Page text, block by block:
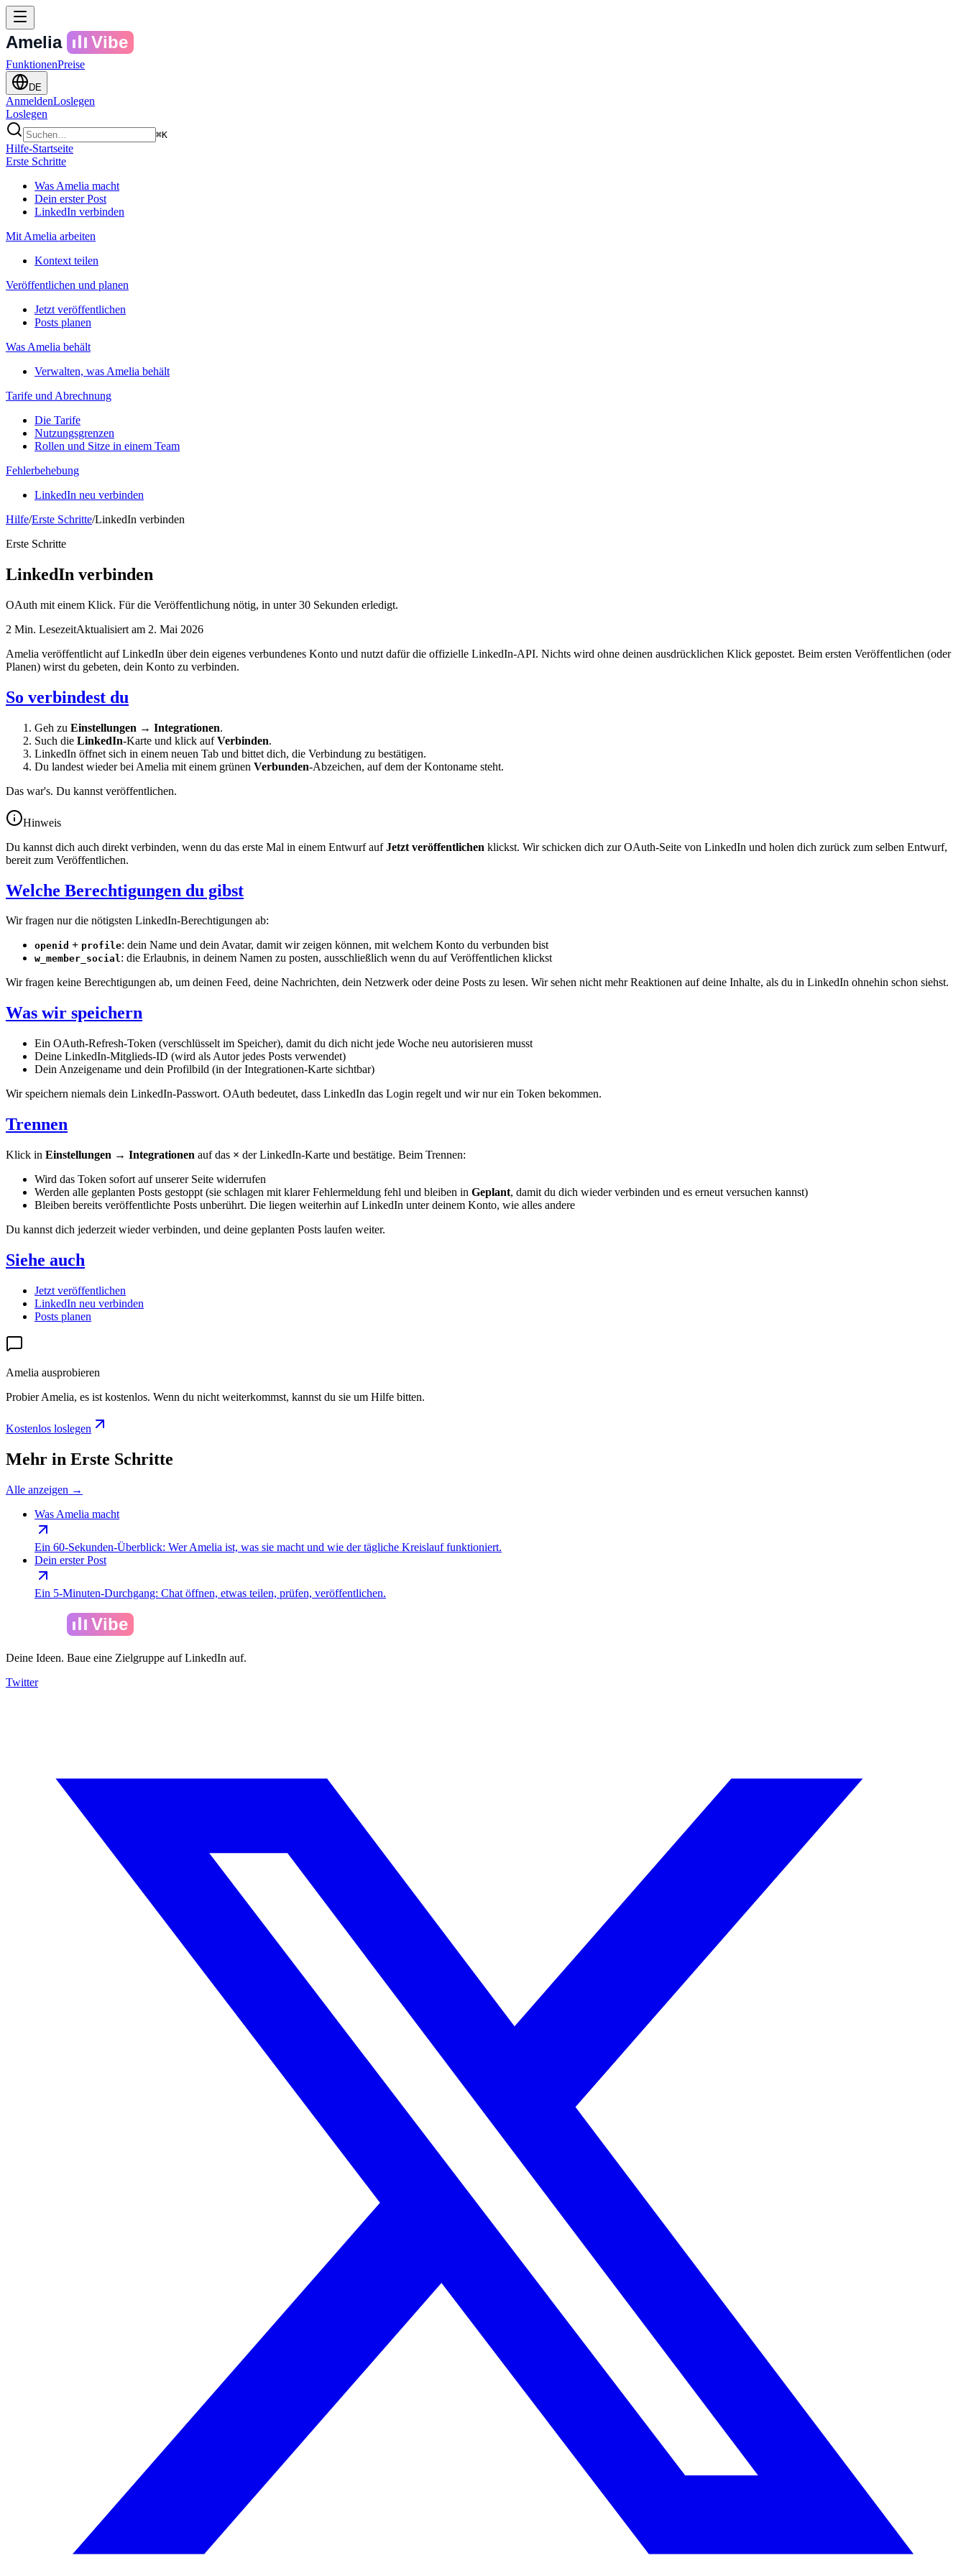
Amelia Vibe
FunktionenPreise
DE
AnmeldenLoslegen
Loslegen
⌘K
Hilfe-Startseite
Erste Schritte
Was Amelia macht
Dein erster Post
LinkedIn verbinden
Mit Amelia arbeiten
Kontext teilen
Veröffentlichen und planen
Jetzt veröffentlichen
Posts planen
Was Amelia behält
Verwalten, was Amelia behält
Tarife und Abrechnung
Die Tarife
Nutzungsgrenzen
Rollen und Sitze in einem Team
Fehlerbehebung
LinkedIn neu verbinden
Hilfe/Erste Schritte/LinkedIn verbinden
Erste Schritte
LinkedIn verbinden
OAuth mit einem Klick. Für die Veröffentlichung nötig, in unter 30 Sekunden erledigt.
2 Min. LesezeitAktualisiert am 2. Mai 2026
Amelia veröffentlicht auf LinkedIn über dein eigenes verbundenes Konto und nutzt dafür die offizielle LinkedIn-API. Nichts wird ohne deinen ausdrücklichen Klick gepostet. Beim ersten Veröffentlichen (oder
Planen) wirst du gebeten, dein Konto zu verbinden.
So verbindest du
Geh zu Einstellungen → Integrationen.
Such die LinkedIn-Karte und klick aufVerbinden.
LinkedIn öffnet sich in einem neuen Tab und bittet dich, die Verbindung zu bestätigen.
Du landest wieder bei Amelia mit einem grünen Verbunden-Abzeichen, auf dem der Kontoname steht.
Das war's. Du kannst veröffentlichen.
Hinweis
Du kannst dich auch direkt verbinden, wenn du das erste Mal in einem Entwurf aufJetzt veröffentlichen klickst. Wir schicken dich zur OAuth-Seite von LinkedIn und holen dich zurück zum selben Entwurf,
bereit zum Veröffentlichen.
Welche Berechtigungen du gibst
Wir fragen nur die nötigsten LinkedIn-Berechtigungen ab:
openid + profile: dein Name und dein Avatar, damit wir zeigen können, mit welchem Konto du verbunden bist
w_member_social: die Erlaubnis, in deinem Namen zu posten, ausschließlich wenn du auf Veröffentlichen klickst
Wir fragen keine Berechtigungen ab, um deinen Feed, deine Nachrichten, dein Netzwerk oder deine Posts zu lesen. Wir sehen nicht mehr Reaktionen auf deine Inhalte, als du in LinkedIn ohnehin schon siehst.
Was wir speichern
Ein OAuth-Refresh-Token (verschlüsselt im Speicher), damit du dich nicht jede Woche neu autorisieren musst
Deine LinkedIn-Mitglieds-ID (wird als Autor jedes Posts verwendet)
Dein Anzeigename und dein Profilbild (in der Integrationen-Karte sichtbar)
Wir speichern niemals dein LinkedIn-Passwort. OAuth bedeutet, dass LinkedIn das Login regelt und wir nur ein Token bekommen.
Trennen
Klick in Einstellungen → Integrationen auf das × der LinkedIn-Karte und bestätige. Beim Trennen:
Wird das Token sofort auf unserer Seite widerrufen
Werden alle geplanten Posts gestoppt (sie schlagen mit klarer Fehlermeldung fehl und bleiben in Geplant, damit du dich wieder verbinden und es erneut versuchen kannst)
Bleiben bereits veröffentlichte Posts unberührt. Die liegen weiterhin auf LinkedIn unter deinem Konto, wie alles andere
Du kannst dich jederzeit wieder verbinden, und deine geplanten Posts laufen weiter.
Siehe auch
Jetzt veröffentlichen
LinkedIn neu verbinden
Posts planen
Amelia ausprobieren
Probier Amelia, es ist kostenlos. Wenn du nicht weiterkommst, kannst du sie um Hilfe bitten.
Kostenlos loslegen
Mehr in Erste Schritte
Alle anzeigen →
Was Amelia macht
Ein 60-Sekunden-Überblick: Wer Amelia ist, was sie macht und wie der tägliche Kreislauf funktioniert.
Dein erster Post
Ein 5-Minuten-Durchgang: Chat öffnen, etwas teilen, prüfen, veröffentlichen.
Vibe
Deine Ideen. Baue eine Zielgruppe auf LinkedIn auf.
Twitter